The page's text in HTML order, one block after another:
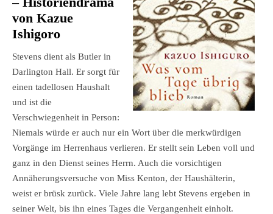
von Kazue
Ishigoro
Stevens dient als Butler in
Darlington Hall. Er sorgt für
einen tadellosen Haushalt
und ist die
Verschwiegenheit in Person:
Niemals würde er auch nur ein Wort über die merkwürdigen
Vorgänge im Herrenhaus verlieren. Er stellt sein Leben voll und
ganz in den Dienst seines Herrn. Auch die vorsichtigen
Annäherungsversuche von Miss Kenton, der Haushälterin,
weist er brüsk zurück. Viele Jahre lang lebt Stevens ergeben in
seiner Welt, bis ihn eines Tages die Vergangenheit einholt.